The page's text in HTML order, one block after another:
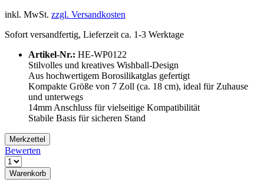
inkl. MwSt. zzgl. Versandkosten
Sofort versandfertig, Lieferzeit ca. 1-3 Werktage
Artikel-Nr.: HE-WP0122
Stilvolles und kreatives Wishball-Design
Aus hochwertigem Borosilikatglas gefertigt
Kompakte Größe von 7 Zoll (ca. 18 cm), ideal für Zuhause
und unterwegs
14mm Anschluss für vielseitige Kompatibilität
Stabile Basis für sicheren Stand
Merkzettel
Bewerten
Warenkorb